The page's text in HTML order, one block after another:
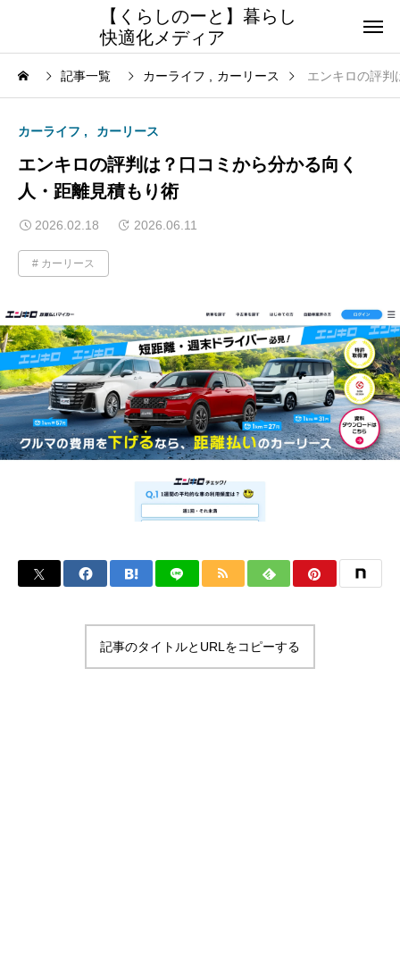
【くらしのーと】暮らし
快適化メディア
記事一覧 カーライフ カーリース エンキロの評判
カーライフ カーリース
エンキロの評判は？口コミから分かる向く
人・距離見積もり術
2026.02.18 2026.06.11
カーリース
記事のタイトルとURLをコピーする